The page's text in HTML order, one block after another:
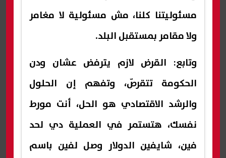
مسئوليتنا كلنا، مش مسئولية لا مغامر
ولا مقامر بمستقبل البلد.
وتابع: القرض لازم يترفض عشان ودن
الحكومة تتقرصّ، وتفهم إن الحلول
والرشد الاقتصادي هو الحل، أنت مورط
نفسك، هتستمر في العملية دي لحد
فين، شايفين الدولار وصل لفين باسم